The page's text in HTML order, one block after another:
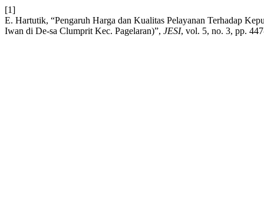
[1]
E. Hartutik, “Pengaruh Harga dan Kualitas Pelayanan Terhadap
Iwan di De-sa Clumprit Kec. Pagelaran)”, JESI, vol. 5, no. 3, pp.